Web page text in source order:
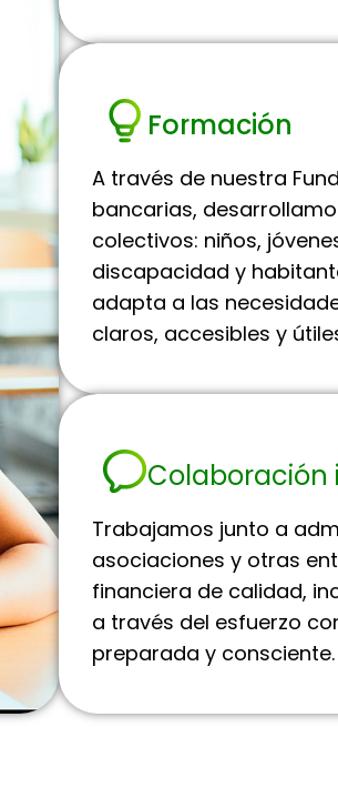
Formación
A través de nuestra
bancarias,
colectivos: niños,
discapacidad y
adapta a las
claros, accesibles y
Colaboración
Trabajamos junto a
asociaciones y otras
financiera de calidad,
a través del esfuerzo
preparada y consciente.